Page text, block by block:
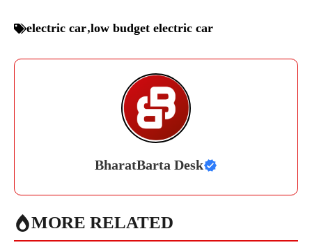
electric car,low budget electric car
BharatBarta Desk
MORE RELATED